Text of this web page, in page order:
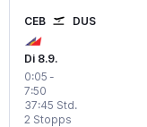
CEB DUS
Di 8.9.
0:05 -
7:50
2 Stopps
37:45 Std.